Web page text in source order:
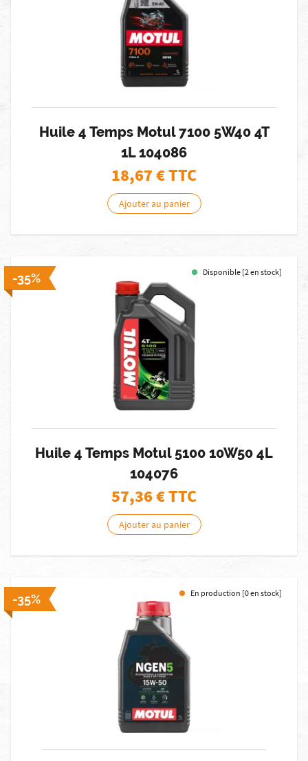
Huile 4 Temps Motul 7100 5W40 4T
1L 104086
18,67€ TTC
Ajouter au panier
-35% Disponible [2 en stock]
Huile 4 Temps Motul 5100 10W50 4L
104076
57,36€ TTC
Ajouter au panier
-35% En production [0 en stock]